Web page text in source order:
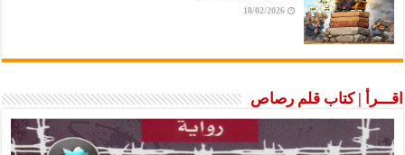
18/02/2026
| كتاب قلم رصاص